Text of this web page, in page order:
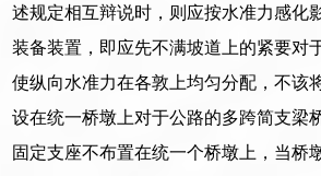
述规定相互辩说时，则应按水准力感化
装备装置，即应先不满坡道上的紧要对
使纵向水准力在各敦上均匀分配，不该
设在统一桥墩上对于公路的多跨简支梁
固定支座不布置在统一个桥墩上，当桥